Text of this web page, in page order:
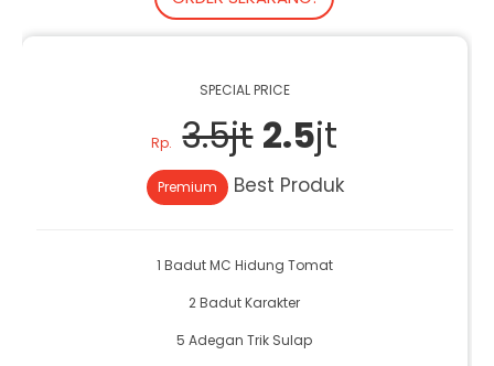
SPECIAL PRICE
Rp. 3.5jt 2.5jt
Premium Best Produk
1 Badut MC Hidung Tomat
2 Badut Karakter
5 Adegan Trik Sulap